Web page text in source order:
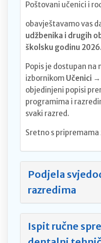
Poštovani učenici i
obavještavamo vas
udžbenika i drugih
školsku godinu
Popis je dostupan na
izbornikom Učenici
objedinjeni popisi
programima i
svaki razred.
Sretno s pripremama
Podjela
razredima
Ispit ručne